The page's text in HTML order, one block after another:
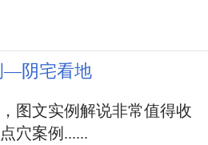
—阴宅看地
图文实例解说非常值得收
穴案例......